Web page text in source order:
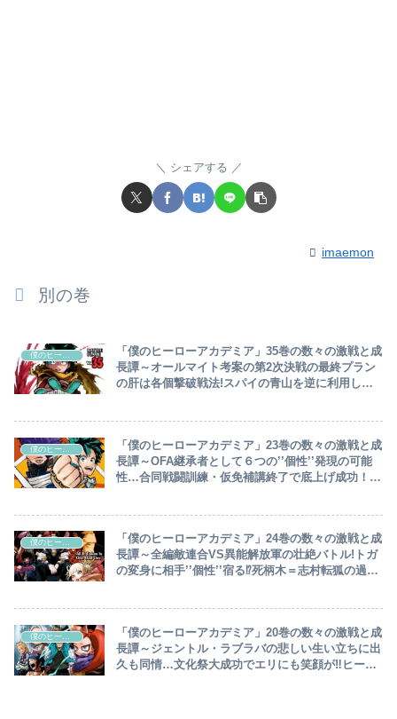
シェアする
imaemon
別の巻
僕のヒーローアカデミア
「僕のヒーローアカデミア」35巻の数々の激戦と成
長譚～オールマイト考案の第2次決戦の最終プラン
の肝は各個撃破戦法!スパイの青山を逆に利用し敵
僕のヒーローアカデミア
「僕のヒーローアカデミア」23巻の数々の激戦と成
長譚～OFA継承者として６つの’’個性’’発現の可能
性…合同戦闘訓練・仮免補講終了で底上げ成功！敵
僕のヒーローアカデミア
「僕のヒーローアカデミア」24巻の数々の激戦と成
長譚～全編敵連合VS異能解放軍の壮絶バトル!トガ
の変身に相手’’個性’’宿る⁉死柄木＝志村転狐の過去
僕のヒーローアカデミア
「僕のヒーローアカデミア」20巻の数々の激戦と成
長譚～ジェントル・ラブラバの悲しい生い立ちに出
久も同情…文化祭大成功でエリにも笑顔が‼ヒーロ